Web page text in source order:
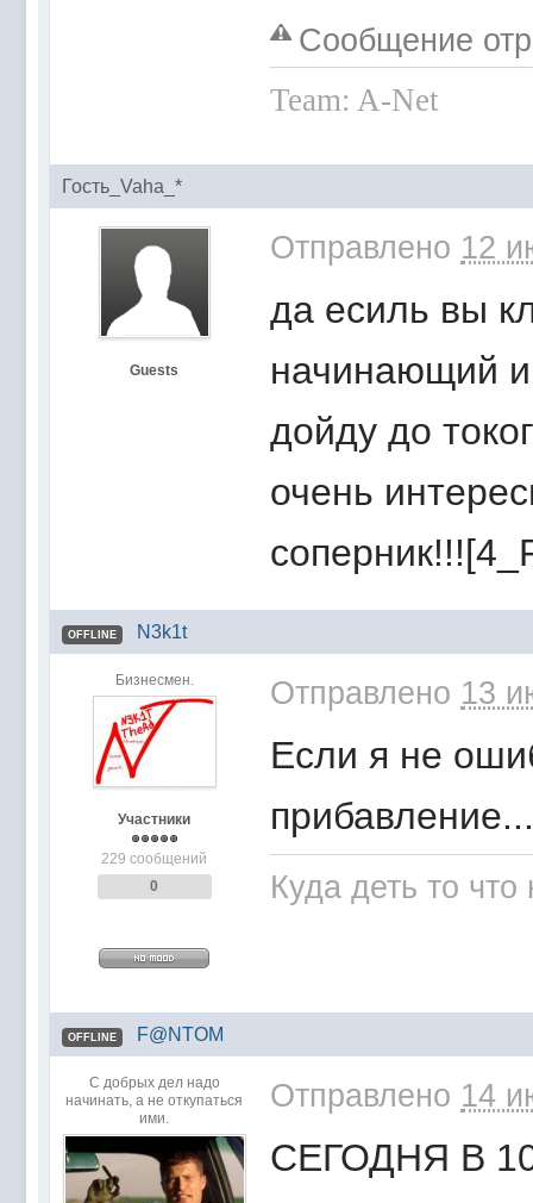
Сообщение
Team: A-Net
Гость_Vaha_*
Guests
Отправлено 12
да есиль вы
начинающий
дойду до
очень
OFFLINE N3k1t
Бизнесмен.
Участники
229 сообщений
0
Отправлено 13
Если я не
Куда деть то что
OFFLINE F@NTOM
С добрых дел надо
начинать, а не откупаться
ими.
Отправлено 14
СЕГОДНЯ В 10